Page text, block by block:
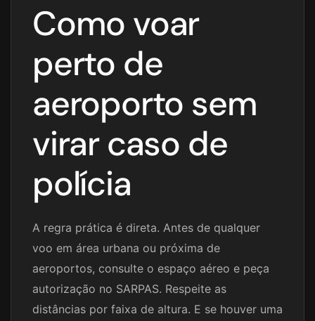
Como voar
perto de
aeroporto sem
virar caso de
polícia
A regra prática é direta. Antes de qualquer
voo em área urbana ou próxima de
aeroportos, consulte o espaço aéreo e peça
autorização no SARPAS. Respeite as
distâncias por faixa de altura. E se houver uma